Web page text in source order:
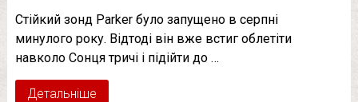
Стійкий зонд Parker було запущено в серпні
минулого року. Відтоді він вже встиг облетіти
навколо Сонця тричі і підійти до …
Детальніше